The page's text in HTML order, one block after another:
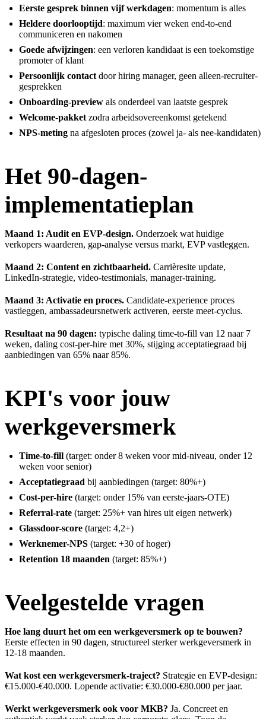
Eerste gesprek binnen vijf werkdagen: momentum is alles
Heldere doorlooptijd: maximum vier weken end-to-end
communiceren en nakomen
Goede afwijzingen: een verloren kandidaat is een toekomstige
promoter of klant
Persoonlijk contact door hiring manager, geen alleen-recruiter-
gesprekken
Onboarding-preview als onderdeel van laatste gesprek
Welcome-pakket zodra arbeidsovereenkomst getekend
NPS-meting na afgesloten proces (zowel ja- als nee-kandidaten)
Het 90-dagen-
implementatieplan
Maand 1: Audit en EVP-design. Onderzoek wat huidige
verkopers waarderen, gap-analyse versus markt, EVP vastleggen.
Maand 2: Content en zichtbaarheid. Carrièresite update,
LinkedIn-strategie, video-testimonials, manager-training.
Maand 3: Activatie en proces. Candidate-experience proces
vastleggen, ambassadeursnetwerk activeren, eerste meet-cyclus.
Resultaat na 90 dagen: typische daling time-to-fill van 12 naar 7
weken, daling cost-per-hire met 30%, stijging acceptatiegraad bij
aanbiedingen van 65% naar 85%.
KPI's voor jouw
werkgeversmerk
Time-to-fill (target: onder 8 weken voor mid-niveau, onder 12
weken voor senior)
Acceptatiegraad bij aanbiedingen (target: 80%+)
Cost-per-hire (target: onder 15% van eerste-jaars-OTE)
Referral-rate (target: 25%+ van hires uit eigen netwerk)
Glassdoor-score (target: 4,2+)
Werknemer-NPS (target: +30 of hoger)
Retention 18 maanden (target: 85%+)
Veelgestelde vragen
Hoe lang duurt het om een werkgeversmerk op te bouwen?
Eerste effecten in 90 dagen, structureel sterker werkgeversmerk in
12-18 maanden.
Wat kost een werkgeversmerk-traject? Strategie en EVP-design:
€15.000-€40.000. Lopende activatie: €30.000-€80.000 per jaar.
Werkt werkgeversmerk ook voor MKB? Ja. Concreet en